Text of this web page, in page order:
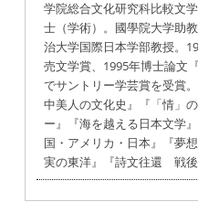
学院総合文化研究科比較文
士（学術）。國學院大学助
治大学国際日本学部教授。
売文学賞、1995年博士論文
でサントリー学芸賞を受賞
中美人の文化史』『「情」
ー』『海を越える日本文学
国・アメリカ・日本』『夢
実の東洋』『詩文往還 戦後